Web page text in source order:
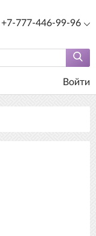
+7-777-446-99-96
Войти